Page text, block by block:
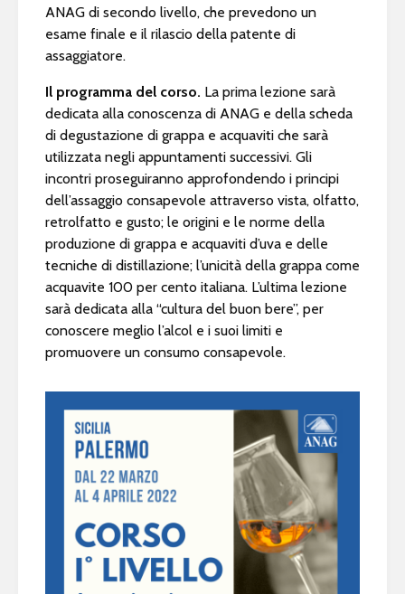
ANAG di secondo livello, che prevedono un
esame finale e il rilascio della patente di
assaggiatore.
Il programma del corso. La prima lezione sarà
dedicata alla conoscenza di ANAG e della scheda
di degustazione di grappa e acquaviti che sarà
utilizzata negli appuntamenti successivi. Gli
incontri proseguiranno approfondendo i principi
dell’assaggio consapevole attraverso vista, olfatto,
retrolfatto e gusto; le origini e le norme della
produzione di grappa e acquaviti d’uva e delle
tecniche di distillazione; l’unicità della grappa come
acquavite 100 per cento italiana. L’ultima lezione
sarà dedicata alla “cultura del buon bere”, per
conoscere meglio l’alcol e i suoi limiti e
promuovere un consumo consapevole.